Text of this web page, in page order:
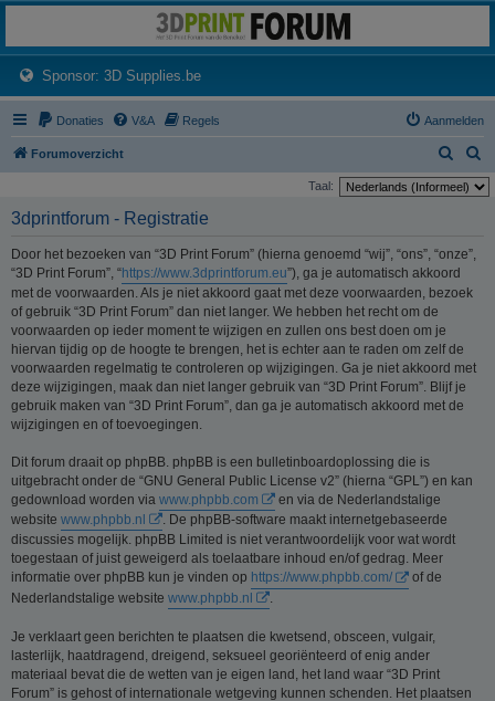
Het 3D print forum van de Benelux na de sluiting van 3dprintforum.nl
Sponsor: 3D Supplies.be(Opens a new tab)
Donaties V&A Regels Aanmelden
Forumoverzicht
o
o
Taal:
3dprintforum - Registratie
Door het bezoeken van “3D Print Forum” (hierna genoemd “wij”, “ons”, “onze”,
“3D Print Forum”, “https://www.3dprintforum.eu”), ga je automatisch akkoord
met de voorwaarden. Als je niet akkoord gaat met deze voorwaarden, bezoek
of gebruik “3D Print Forum” dan niet langer. We hebben het recht om de
voorwaarden op ieder moment te wijzigen en zullen ons best doen om je
hiervan tijdig op de hoogte te brengen, het is echter aan te raden om zelf de
voorwaarden regelmatig te controleren op wijzigingen. Ga je niet akkoord met
deze wijzigingen, maak dan niet langer gebruik van “3D Print Forum”. Blijf je
gebruik maken van “3D Print Forum”, dan ga je automatisch akkoord met de
wijzigingen en of toevoegingen.
Dit forum draait op phpBB. phpBB is een bulletinboardoplossing die is
uitgebracht onder de “GNU General Public License v2” (hierna “GPL”) en kan
gedownload worden via www.phpbb.com
en via de Nederlandstalige
website www.phpbb.nl
. De phpBB-software maakt internetgebaseerde
discussies mogelijk. phpBB Limited is niet verantwoordelijk voor wat wordt
toegestaan of juist geweigerd als toelaatbare inhoud en/of gedrag. Meer
informatie over phpBB kun je vinden op https://www.phpbb.com/
of de
Nederlandstalige website www.phpbb.nl
Je verklaart geen berichten te plaatsen die kwetsend, obsceen, vulgair,
lasterlijk, haatdragend, dreigend, seksueel georiënteerd of enig ander
materiaal bevat die de wetten van je eigen land, het land waar “3D Print
Forum” is gehost of internationale wetgeving kunnen schenden. Het plaatsen